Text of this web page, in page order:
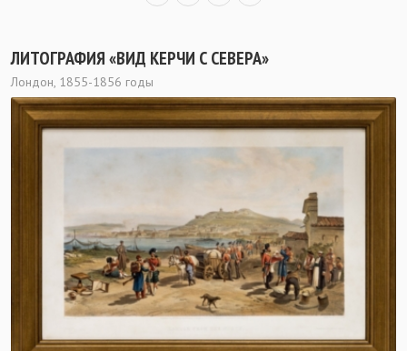
ЛИТОГРАФИЯ «ВИД КЕРЧИ С СЕВЕРА»
Лондон, 1855-1856 годы